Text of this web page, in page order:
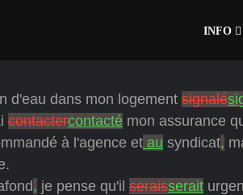
INFO
d'eau dans mon logement signalé
contactercontacté mon assurance
à l'agence et au syndicat,
, je pense qu'il seraisserait